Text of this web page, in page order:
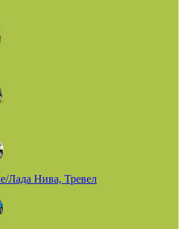
Лада Нива, Тревел